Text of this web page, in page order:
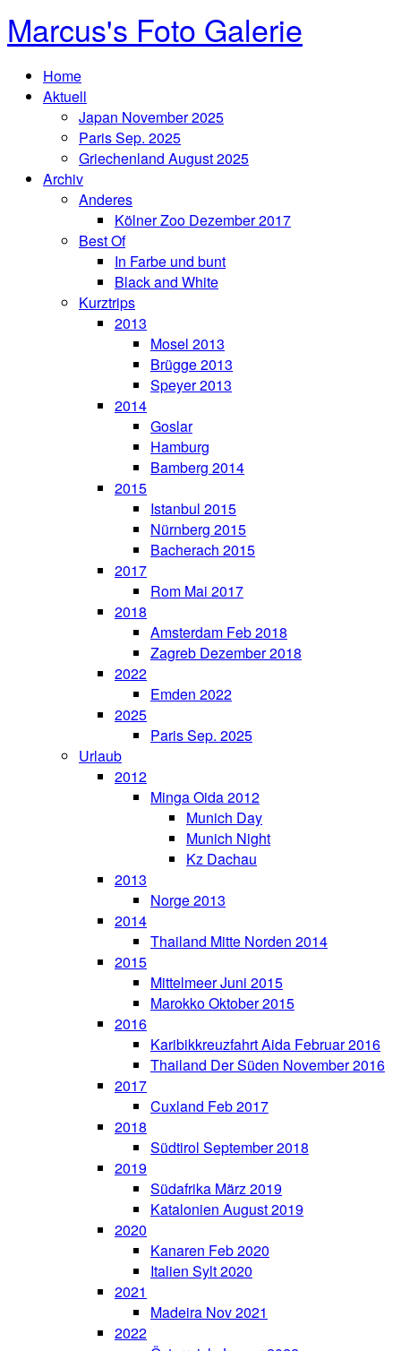
Marcus's Foto Galerie
Home
Aktuell
Japan November 2025
Paris Sep. 2025
Griechenland August 2025
Archiv
Anderes
Kölner Zoo Dezember 2017
Best Of
In Farbe und bunt
Black and White
Kurztrips
2013
Mosel 2013
Brügge 2013
Speyer 2013
2014
Goslar
Hamburg
Bamberg 2014
2015
Istanbul 2015
Nürnberg 2015
Bacherach 2015
2017
Rom Mai 2017
2018
Amsterdam Feb 2018
Zagreb Dezember 2018
2022
Emden 2022
2025
Paris Sep. 2025
Urlaub
2012
Minga Oida 2012
Munich Day
Munich Night
Kz Dachau
2013
Norge 2013
2014
Thailand Mitte Norden 2014
2015
Mittelmeer Juni 2015
Marokko Oktober 2015
2016
Karibikkreuzfahrt Aida Februar 2016
Thailand Der Süden November 2016
2017
Cuxland Feb 2017
2018
Südtirol September 2018
2019
Südafrika März 2019
Katalonien August 2019
2020
Kanaren Feb 2020
Italien Sylt 2020
2021
Madeira Nov 2021
2022